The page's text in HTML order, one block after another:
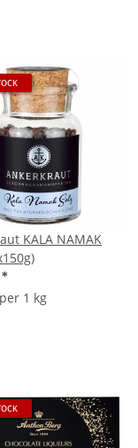
KALA NAMAK
*
1 kg